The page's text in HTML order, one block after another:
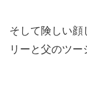
そして険しい顔
リーと父のツー